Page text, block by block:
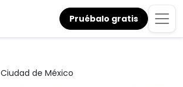
Pruébalo gratis
Ciudad de México